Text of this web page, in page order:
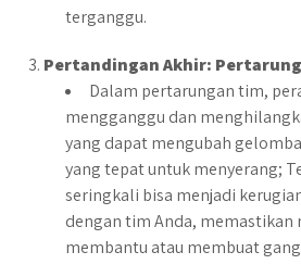
terganggu.
Pertandingan Akhir:
Dalam pertarungan tim,
mengganggu dan
yang dapat mengubah
yang tepat untuk menyerang;
seringkali bisa menjadi
dengan tim Anda, memastikan
membantu atau membuat